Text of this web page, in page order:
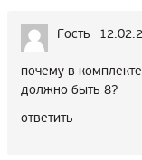
Гость
почему в
должно быть 8?
ответить